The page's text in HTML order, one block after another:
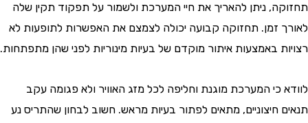
ניתן להאריך את חיי המערכת ולשמור על תפקוד תקין שלה
זמן. תחזוקה קבועה יכולה לצמצם את האפשרות לתופעות לא
באמצעות איתור מוקדם של בעיות מינוריות לפני שהן מתפתחות.
כי המערכת מוגנת וחליפה לכל מזג האוויר ולא פגומה עקב
חיצוניים, מתאים לפתור בעיות מראש. חשוב לבחון שהתריס נע